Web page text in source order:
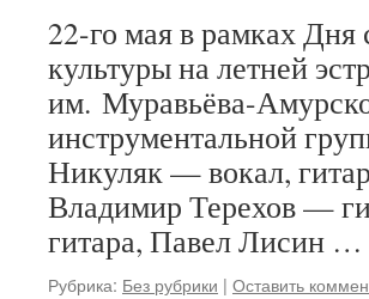
22-го мая в рамках Дня
культуры на летней
им. Муравьёва-
инструментальной
Никуляк — вокал,
Владимир Терехов —
гитара, Павел Лисин …
Рубрика: Без рубрики | Оставить